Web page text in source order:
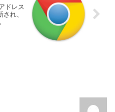
ドレス
れ、